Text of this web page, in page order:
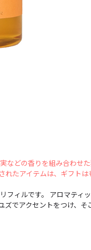
などの香りを組み合わせ
たアイテムは、ギフトは
フィルです。 アロマテ
ズでアクセントをつけ、